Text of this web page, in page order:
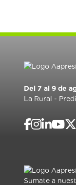
Del 7 al 9 de
La Rural -
Sumate a